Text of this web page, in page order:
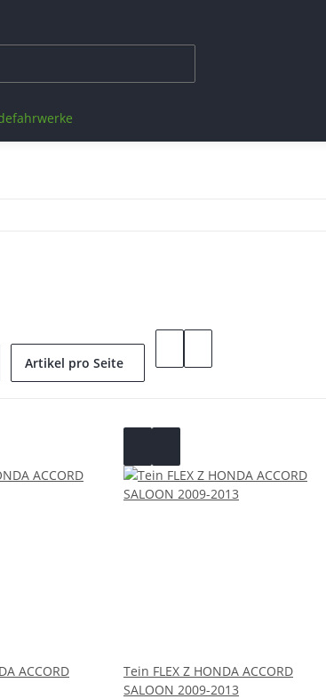
Artikel pro Seite
ACCORD
Tein FLEX Z HONDA ACCORD
SALOON 2009-2013